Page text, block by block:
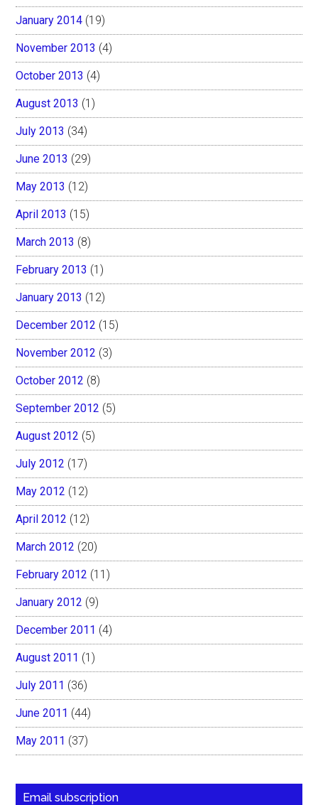
January 2014 (19)
November 2013 (4)
October 2013 (4)
August 2013 (1)
July 2013 (34)
June 2013 (29)
May 2013 (12)
April 2013 (15)
March 2013 (8)
February 2013 (1)
January 2013 (12)
December 2012 (15)
November 2012 (3)
October 2012 (8)
September 2012 (5)
August 2012 (5)
July 2012 (17)
May 2012 (12)
April 2012 (12)
March 2012 (20)
February 2012 (11)
January 2012 (9)
December 2011 (4)
August 2011 (1)
July 2011 (36)
June 2011 (44)
May 2011 (37)
Email subscription